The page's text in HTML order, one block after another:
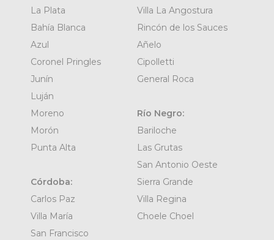
La Plata
Bahía Blanca
Azul
Coronel Pringles
Junín
Luján
Moreno
Morón
Punta Alta
Córdoba:
Carlos Paz
Villa María
San Francisco
Villa La Angostura
Rincón de los Sauces
Añelo
Cipolletti
General Roca
Río Negro:
Bariloche
Las Grutas
San Antonio Oeste
Sierra Grande
Villa Regina
Choele Choel